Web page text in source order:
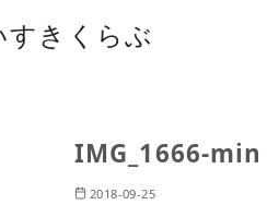
きくらぶ
IMG_1666-min
2018-09-25